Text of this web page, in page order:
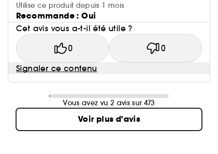
Utilise ce produit depuis 1 mois
Recommande : Oui
Cet avis vous a-t-il été utile ?
0 0
Signaler ce contenu
Vous avez vu 2 avis sur 473
Voir plus d'avis